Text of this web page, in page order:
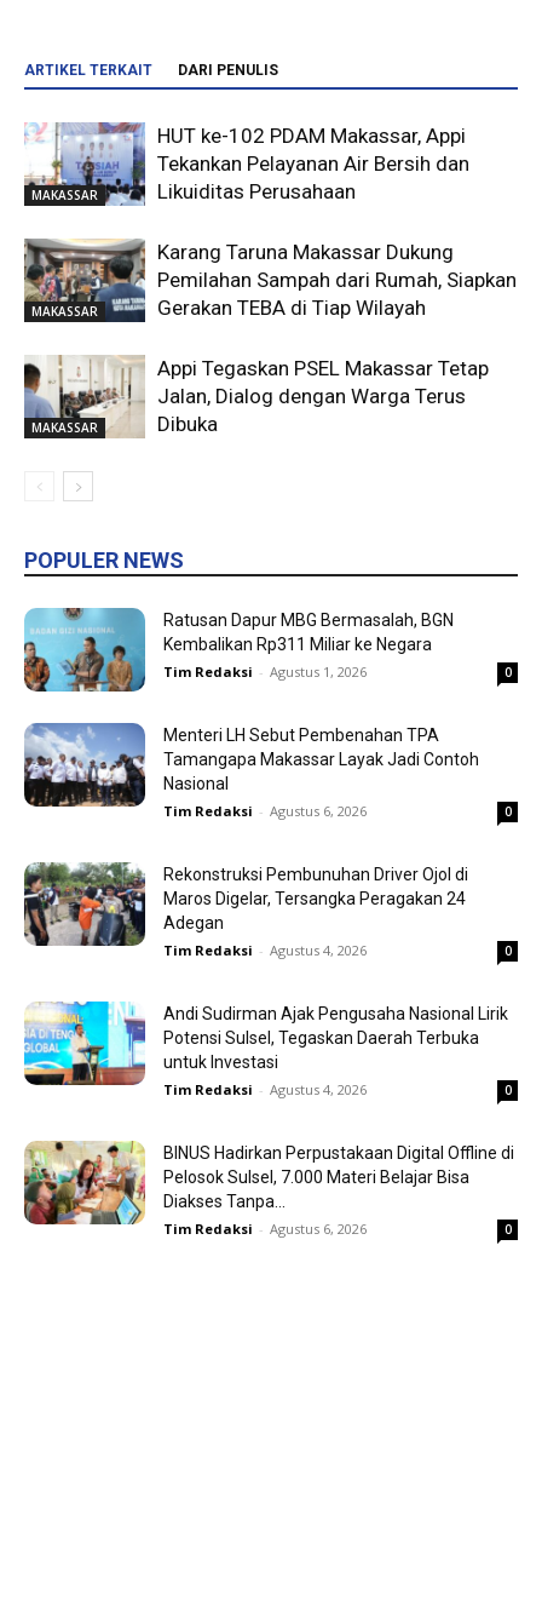
ARTIKEL TERKAIT DARI PENULIS
MAKASSAR
HUT ke-102 PDAM Makassar, Appi
Tekankan Pelayanan Air Bersih dan
Likuiditas Perusahaan
MAKASSAR
Karang Taruna Makassar Dukung
Pemilahan Sampah dari Rumah, Siapkan
Gerakan TEBA di Tiap Wilayah
MAKASSAR
Appi Tegaskan PSEL Makassar Tetap
Jalan, Dialog dengan Warga Terus
Dibuka
POPULER NEWS
Ratusan Dapur MBG Bermasalah, BGN
Kembalikan Rp311 Miliar ke Negara
Tim Redaksi - Agustus 1, 2026 0
Menteri LH Sebut Pembenahan TPA
Tamangapa Makassar Layak Jadi Contoh
Nasional
Tim Redaksi - Agustus 6, 2026 0
Rekonstruksi Pembunuhan Driver Ojol di
Maros Digelar, Tersangka Peragakan 24
Adegan
Tim Redaksi - Agustus 4, 2026 0
Andi Sudirman Ajak Pengusaha Nasional Lirik
Potensi Sulsel, Tegaskan Daerah Terbuka
untuk Investasi
Tim Redaksi - Agustus 4, 2026 0
BINUS Hadirkan Perpustakaan Digital Offline di
Pelosok Sulsel, 7.000 Materi Belajar Bisa
Diakses Tanpa...
Tim Redaksi - Agustus 6, 2026 0